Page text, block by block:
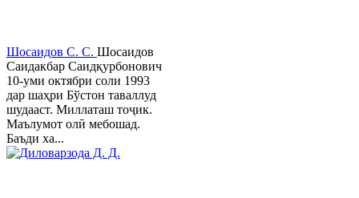
Шосаидов С. С. Шосаидов
Саидакбар Саидқурбонович
10-уми октябри соли 1993
дар шаҳри Бўстон таваллуд
шудааст. Миллаташ тоҷик.
Маълумот олӣ мебошад.
Баъди ха...